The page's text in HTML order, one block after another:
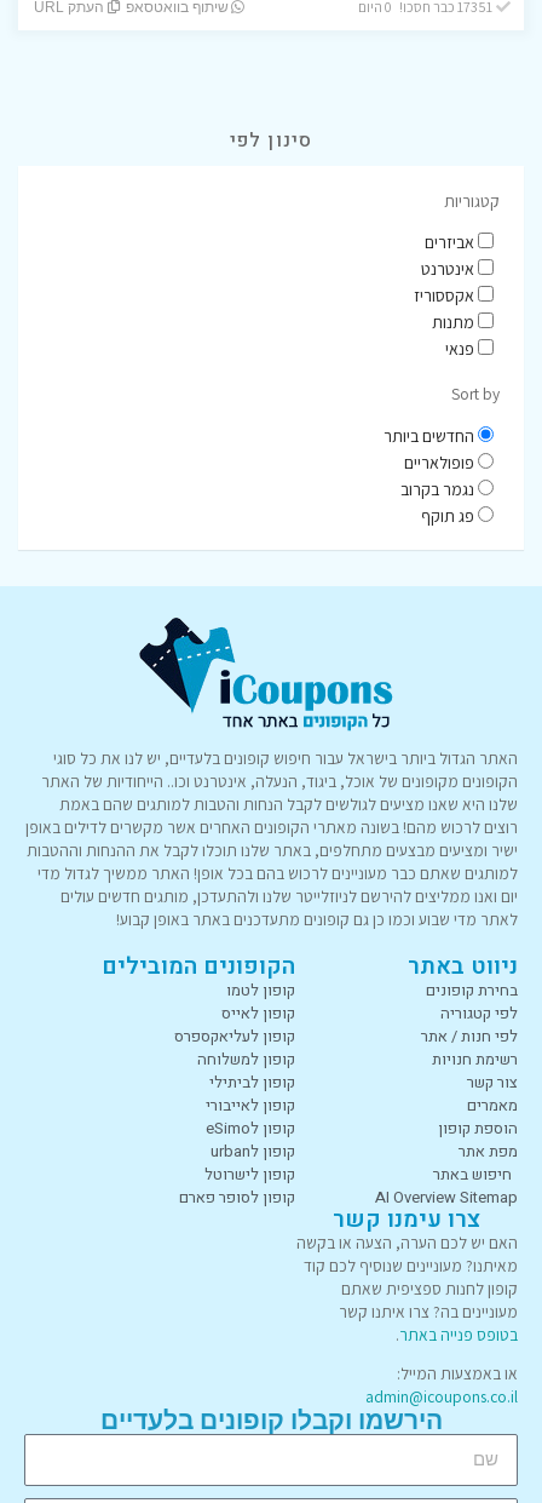
שיתוף בוואטסאפ העתק URL
סינון לפי
קטגוריות
אביזרים
אינטרנט
אקססוריז
מתנות
פנאי
Sort by
החדשים ביותר
פופולאריים
נגמר בקרוב
פג תוקף
האתר הגדול ביותר בישראל עבור חיפוש קופונים בלעדיים, יש לנו את כל סוגי
הקופונים מקופונים של אוכל, ביגוד, הנעלה, אינטרנט וכו.. הייחודיות של האתר
שלנו היא שאנו מציעים לגולשים לקבל הנחות והטבות למותגים שהם באמת
רוצים לרכוש מהם! בשונה מאתרי הקופונים האחרים אשר מקשרים לדילים באופן
ישיר ומציעים מבצעים מתחלפים, באתר שלנו תוכלו לקבל את ההנחות וההטבות
למותגים שאתם כבר מעוניינים לרכוש בהם בכל אופן! האתר ממשיך לגדול מדי
יום ואנו ממליצים להירשם לניוזלייטר שלנו ולהתעדכן, מותגים חדשים עולים
לאתר מדי שבוע וכמו כן גם קופונים מתעדכנים באתר באופן קבוע!
ניווט באתר
בחירת קופונים
לפי קטגוריה
לפי חנות / אתר
רשימת חנויות
צור קשר
מאמרים
הוספת קופון
מפת אתר
חיפוש באתר
AI Overview Sitemap
הקופונים המובילים
קופון לטמו
קופון לאייס
קופון לעליאקספרס
קופון למשלוחה
קופון לביתילי
קופון לאייבורי
קופון לeSimo
קופון לurban
קופון לישרוטל
קופון לסופר פארם
צרו עימנו קשר
האם יש לכם הערה, הצעה או בקשה
מאיתנו? מעוניינים שנוסיף לכם קוד
קופון לחנות ספציפית שאתם
מעוניינים בה? צרו איתנו קשר
בטופס פנייה באתר.
או באמצעות המייל:
admin@icoupons.co.il
הירשמו וקבלו קופונים בלעדיים